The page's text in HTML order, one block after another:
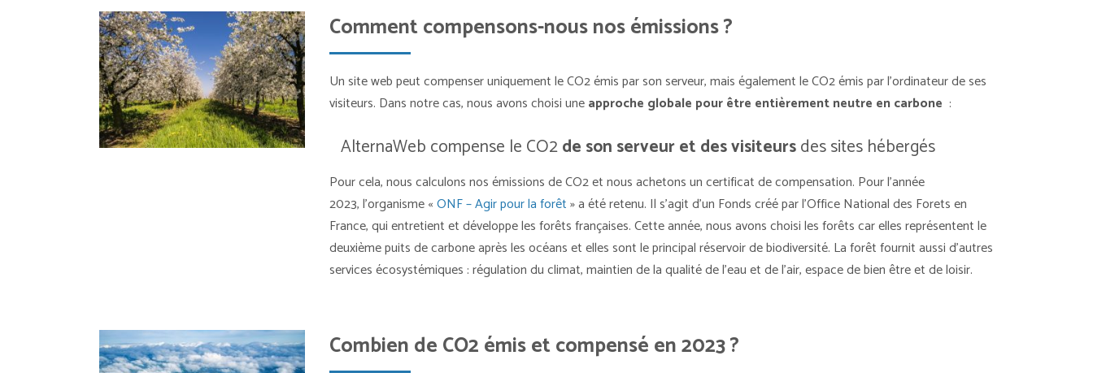
Comment compensons-nous nos émissions ?
Un site web peut compenser uniquement le CO2 émis par son serveur, mais également le CO2 émis par l’ordinateur de ses
visiteurs. Dans notre cas, nous avons choisi uneapproche globale pour être entièrement neutre en carbone :
AlternaWeb compense le CO2de son serveur et des visiteursdes sites hébergés
Pour cela, nous calculons nos émissions de CO2 et nous achetons un certificat de compensation. Pour l’année
2023, l’organisme «ONF – Agir pour la forêt» a été retenu. Il s’agit d’un Fonds créé par l’Office National des Forets en
France, qui entretient et développe les forêts françaises. Cette année, nous avons choisi les forêts car elles représentent le
deuxième puits de carbone après les océans et elles sont le principal réservoir de biodiversité. La forêt fournit aussi d’autres
services écosystémiques : régulation du climat, maintien de la qualité de l’eau et de l’air, espace de bien être et de loisir.
Combien de CO2 émis et compensé en 2023 ?